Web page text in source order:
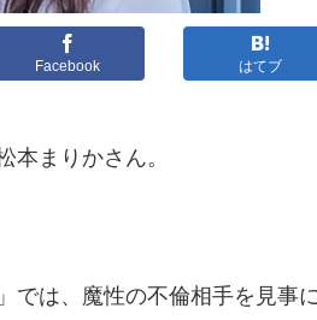
Facebook はてブ
本まりかさん。
では、魔性の不倫相手を見事